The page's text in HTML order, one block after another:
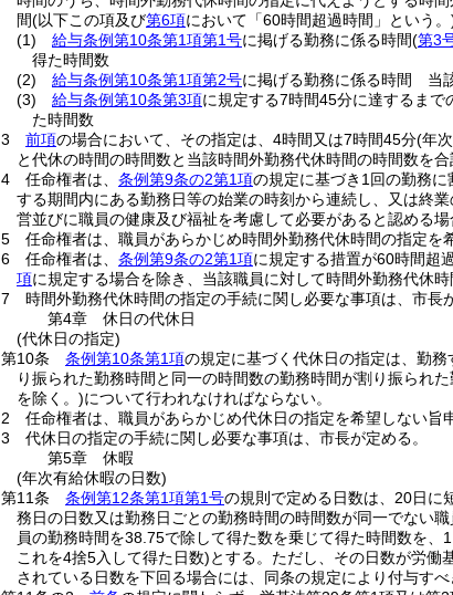
間(以下この項及び第6項において「60時間超過時間」という。
(1)
給与条例第10条第1項第1号に掲げる勤務に係る時間(第3
得た時間数
(2)
給与条例第10条第1項第2号に掲げる勤務に係る時間 当
(3)
給与条例第10条第3項に規定する7時間45分に達するま
た時間数
3
前項の場合において、その指定は、4時間又は7時間45分(年
と代休の時間の時間数と当該時間外勤務代休時間の時間数を
4
任命権者は、 条例第9条の2第1項の規定に基づき1回の勤務に
する期間内にある勤務日等の始業の時刻から連続し、又は終
営並びに職員の健康及び福祉を考慮して必要があると認める場
5
任命権者は、職員があらかじめ時間外勤務代休時間の指定を
6
任命権者は、 条例第9条の2第1項に規定する措置が60時間超
項に規定する場合を除き、当該職員に対して時間外勤務代休
7
時間外勤務代休時間の指定の手続に関し必要な事項は、市長
第4章
休日の代休日
(代休日の指定)
第10条
条例第10条第1項の規定に基づく代休日の指定は、勤
り振られた勤務時間と同一の時間数の勤務時間が割り振られ
を除く。)について行われなければならない。
2
任命権者は、職員があらかじめ代休日の指定を希望しない旨
3
代休日の指定の手続に関し必要な事項は、市長が定める。
第5章
休暇
(年次有給休暇の日数)
第11条
条例第12条第1項第1号の規則で定める日数は、20日に
務日の日数又は勤務日ごとの勤務時間の時間数が同一でない
員の勤務時間を38.75で除して得た数を乗じて得た時間数を
これを4捨5入して得た日数)とする。ただし、その日数が労働
されている日数を下回る場合には、同条の規定により付与すべ